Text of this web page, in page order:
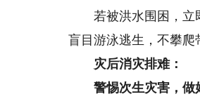
若被洪水围困，立即
盲目游泳逃生，不攀爬
灾后消灾排难：
警惕次生灾害，做